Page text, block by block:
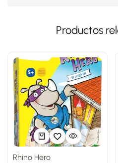
Productos
Rhino Hero